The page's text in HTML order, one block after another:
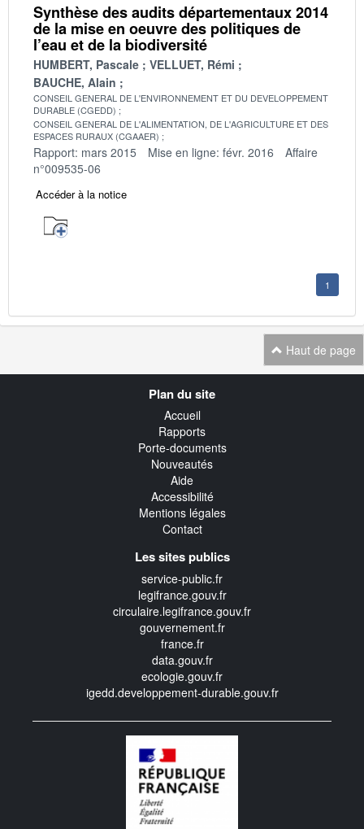
Synthèse des audits départementaux 2014
de la mise en oeuvre des politiques de
l’eau et de la biodiversité
HUMBERT, Pascale
VELLUET, Rémi
BAUCHE, Alain
CONSEIL GENERAL DE L'ENVIRONNEMENT ET DU DEVELOPPEMENT
DURABLE (CGEDD)
CONSEIL GENERAL DE L'ALIMENTATION, DE L'AGRICULTURE ET DES
ESPACES RURAUX (CGAAER)
Rapport: mars 2015 Mise en ligne: févr. 2016
Affaire
n°009535-06
Accéder à la notice
1
Haut de page
Plan du site
Accueil
Rapports
Porte-documents
Nouveautés
Aide
Accessibilité
Mentions légales
Contact
Les sites publics
service-public.fr
legifrance.gouv.fr
circulaire.legifrance.gouv.fr
gouvernement.fr
france.fr
data.gouv.fr
ecologie.gouv.fr
igedd.developpement-durable.gouv.fr